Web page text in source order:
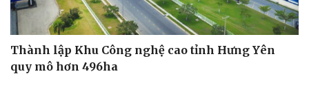
Thành lập Khu Công nghệ cao tỉnh Hưng Yên
quy mô hơn 496ha